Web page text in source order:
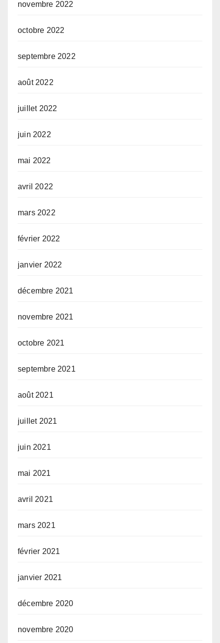
novembre 2022
octobre 2022
septembre 2022
août 2022
juillet 2022
juin 2022
mai 2022
avril 2022
mars 2022
février 2022
janvier 2022
décembre 2021
novembre 2021
octobre 2021
septembre 2021
août 2021
juillet 2021
juin 2021
mai 2021
avril 2021
mars 2021
février 2021
janvier 2021
décembre 2020
novembre 2020